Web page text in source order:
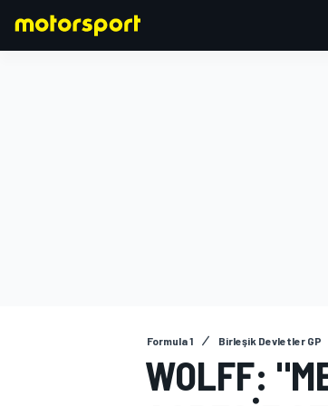
Formula 1 Birleşik Devletler GP
WOLFF: